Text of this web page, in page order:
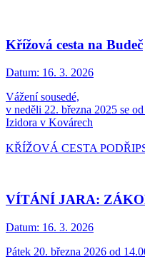
Křížová cesta na Budeč
Datum: 16. 3. 2026
Vážení sousedé,
v neděli 22. března 2025 se
Izidora v Kovárech
KŘÍŽOVÁ CESTA
VÍTÁNÍ JARA:
Datum: 16. 3. 2026
Pátek 20. března 2026 od